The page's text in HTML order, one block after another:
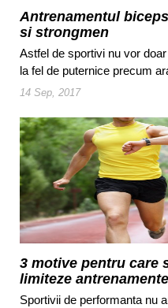
Antrenamentul
si strongmen
Astfel de sportivi nu vor
la fel de puternice precum
14 Sep, 2017
3 motive pentru care
limiteze
Sportivii de performanta nu